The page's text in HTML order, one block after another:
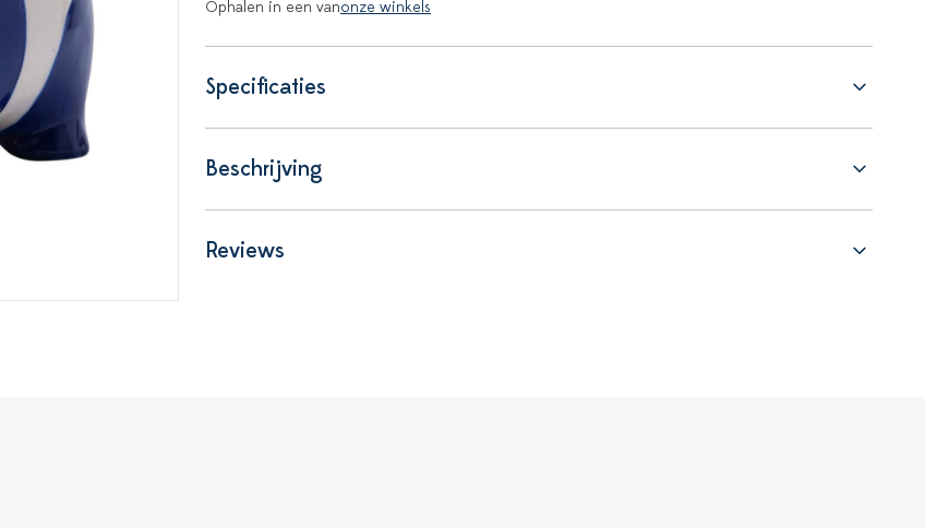
Ophalen in een vanonze winkels
Specificaties
Beschrijving
Reviews